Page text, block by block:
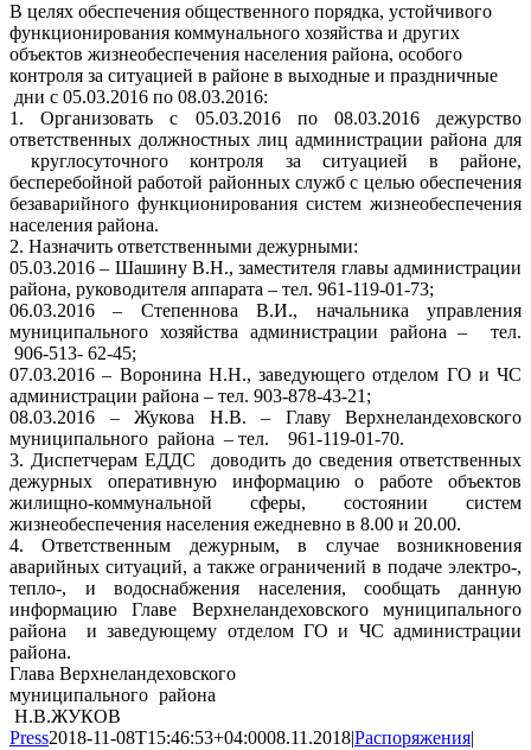
В целях обеспечения общественного порядка, устойчивого
функционирования коммунального хозяйства и других
объектов жизнеобеспечения населения района, особого
контроля за ситуацией в районе в выходные и праздничные
дни с 05.03.2016 по 08.03.2016:
1. Организовать с 05.03.2016 по 08.03.2016 дежурство
ответственных должностных лиц администрации района для
круглосуточного контроля за ситуацией в районе,
бесперебойной работой районных служб с целью обеспечения
безаварийного функционирования систем жизнеобеспечения
населения района.
2. Назначить ответственными дежурными:
05.03.2016 – Шашину В.Н., заместителя главы администрации
района, руководителя аппарата – тел. 961-119-01-73;
06.03.2016 – Степеннова В.И., начальника управления
муниципального хозяйства администрации района – тел.
906-513- 62-45;
07.03.2016 – Воронина Н.Н., заведующего отделом ГО и ЧС
администрации района – тел. 903-878-43-21;
08.03.2016 – Жукова Н.В. – Главу Верхнеландеховского
муниципального района – тел. 961-119-01-70.
3. Диспетчерам ЕДДС доводить до сведения ответственных
дежурных оперативную информацию о работе объектов
жилищно-коммунальной сферы, состоянии систем
жизнеобеспечения населения ежедневно в 8.00 и 20.00.
4. Ответственным дежурным, в случае возникновения
аварийных ситуаций, а также ограничений в подаче электро-,
тепло-, и водоснабжения населения, сообщать данную
информацию Главе Верхнеландеховского муниципального
района и заведующему отделом ГО и ЧС администрации
района.
Глава Верхнеландеховского
муниципального района
Н.В.ЖУКОВ
Press2018-11-08T15:46:53+04:0008.11.2018|Распоряжения|